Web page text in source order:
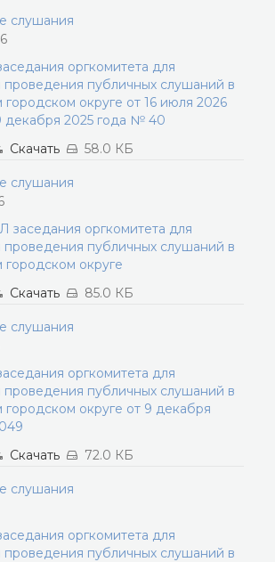
слушания
оргкомитета для
проведения публичных слушаний в
округе от 16 июля 2026
декабря 2025 года № 40
Скачать 58.0 КБ
слушания
оргкомитета для
проведения публичных слушаний в
округе
Скачать 85.0 КБ
слушания
оргкомитета для
проведения публичных слушаний в
округе от 9 декабря
Скачать 72.0 КБ
слушания
оргкомитета для
проведения публичных слушаний в